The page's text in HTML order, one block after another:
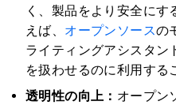
く、製品をより安全に
えば、 オープンソースの
ライティングアシスタン
を扱わせるのに利用する
透明性の向上： オープン